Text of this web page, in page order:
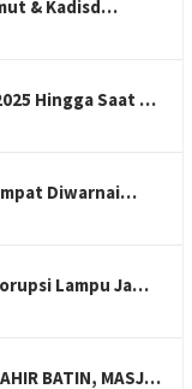
& Kadisd…
Hingga Saat …
Diwarnai…
Lampu Ja…
BATIN, MASJ…